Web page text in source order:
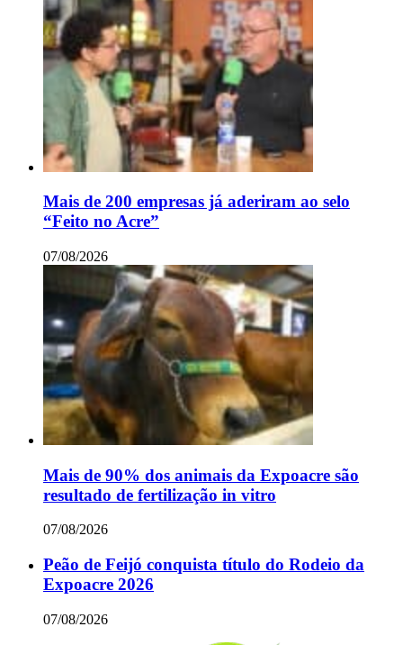
Mais de 200 empresas já aderiram ao selo
“Feito no Acre”
07/08/2026
Mais de 90% dos animais da Expoacre são
resultado de fertilização in vitro
07/08/2026
Peão de Feijó conquista título do Rodeio da
Expoacre 2026
07/08/2026